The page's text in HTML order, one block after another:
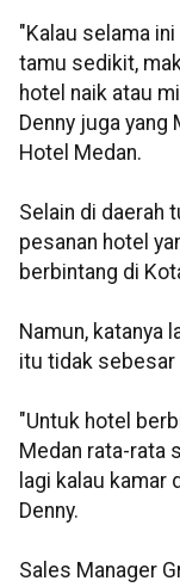
"Kalau selama
tamu sedikit,
hotel naik atau
Denny juga yang
Hotel Medan.
Selain di daerah
pesanan hotel
berbintang di
Namun, katanya
itu tidak sebesar
"Untuk hotel
Medan rata-rata
lagi kalau kamar
Denny.
Sales Manager